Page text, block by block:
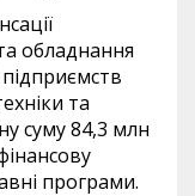
обладнання
та
суму 84,3 млн
програми.